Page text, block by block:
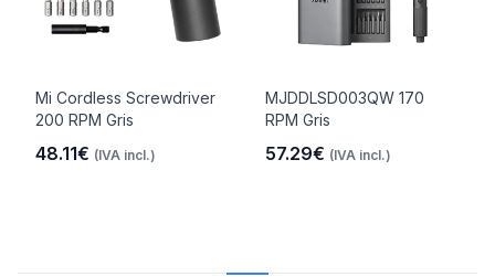
Mi Cordless Screwdriver
200 RPM Gris
48.11€ (IVA incl.)
MJDDLSD003QW 170
RPM Gris
57.29€ (IVA incl.)